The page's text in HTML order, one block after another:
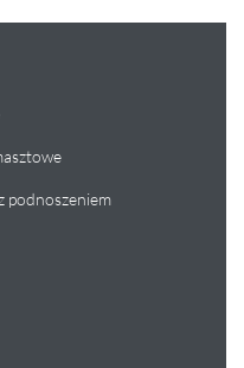
podnoszeniem